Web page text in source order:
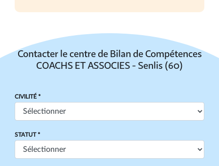
Contacter le centre de Bilan de Compétences
COACHS ET ASSOCIES - Senlis (60)
CIVILITÉ *
STATUT *